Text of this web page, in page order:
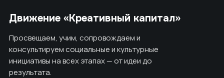
Движение «Креативный капитал»
Просвещаем, учим, сопровождаем и
консультируем социальные и культурные
инициативы на всех этапах — от идеи до
результата.